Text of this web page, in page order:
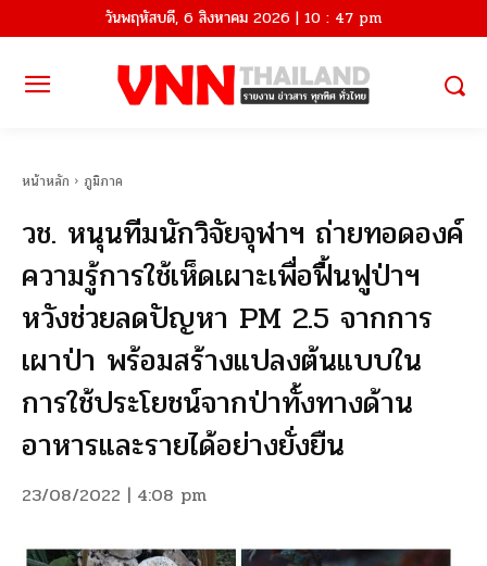
วันพฤหัสบดี, 6 สิงหาคม 2026 | 10 : 47 pm
หน้าหลัก ภูมิภาค
วช. หนุนทีมนักวิจัยจุฬาฯ ถ่ายทอดองค์
ความรู้การใช้เห็ดเผาะเพื่อฟื้นฟูป่าฯ
หวังช่วยลดปัญหา PM 2.5 จากการ
เผาป่า พร้อมสร้างแปลงต้นแบบใน
การใช้ประโยชน์จากป่าทั้งทางด้าน
อาหารและรายได้อย่างยั่งยืน
23/08/2022 | 4:08 pm